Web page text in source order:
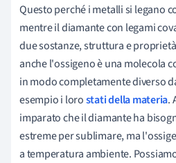
Questo perché i metalli si legano
mentre il diamante con legami
due sostanze, struttura e
anche l'ossigeno è una molecola
in modo completamente diverso
esempio i lorostati della materia.
imparato che il diamante ha
estreme per sublimare, ma
a temperatura ambiente.